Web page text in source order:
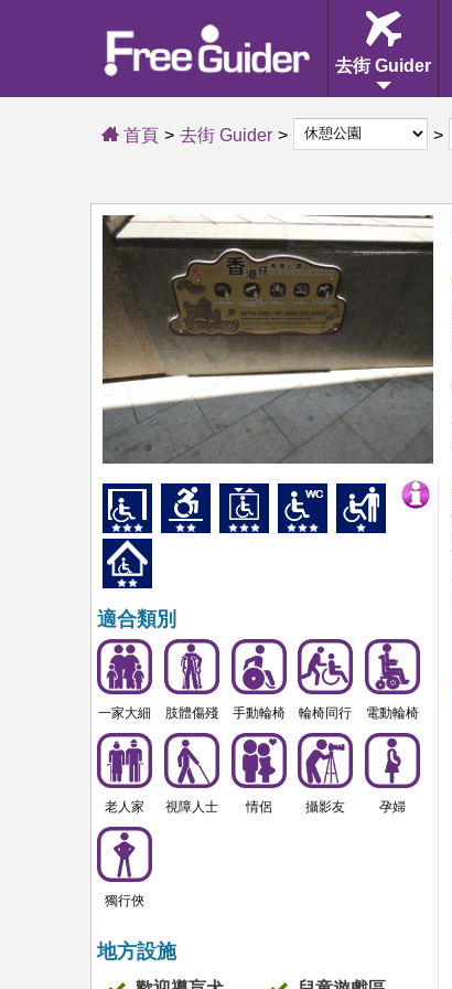
去街 Guider
首頁 去街 Guider
適合類別
一家大細 肢體傷殘 手動輪椅 輪椅同行 電動輪椅
老人家 視障人士 情侶 攝影友 孕婦
獨行俠
地方設施